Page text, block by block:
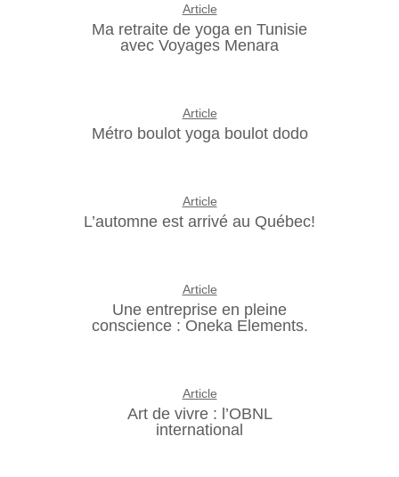
Article
Ma retraite de yoga en Tunisie
avec Voyages Menara
Article
Métro boulot yoga boulot dodo
Article
L’automne est arrivé au Québec!
Article
Une entreprise en pleine
conscience : Oneka Elements.
Article
Art de vivre : l’OBNL
international